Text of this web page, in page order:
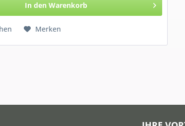
In den Warenkorb
Merken